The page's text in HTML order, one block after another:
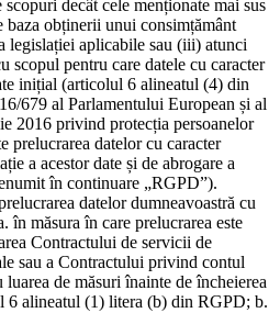
decât cele menționate mai sus
baza obținerii unui consimțământ
legislației aplicabile sau (iii) atunci
scopul pentru care datele cu caracter
inițial (articolul 6 alineatul (4) din
679 al Parlamentului European și al
2016 privind protecția persoanelor
prelucrarea datelor cu caracter
a acestor date și de abrogare a
în continuare „RGPD”).
datelor dumneavoastră cu
în măsura în care prelucrarea este
Contractului de servicii de
sau a Contractului privind contul
de măsuri înainte de încheierea
6 alineatul (1) litera (b) din RGPD; b.